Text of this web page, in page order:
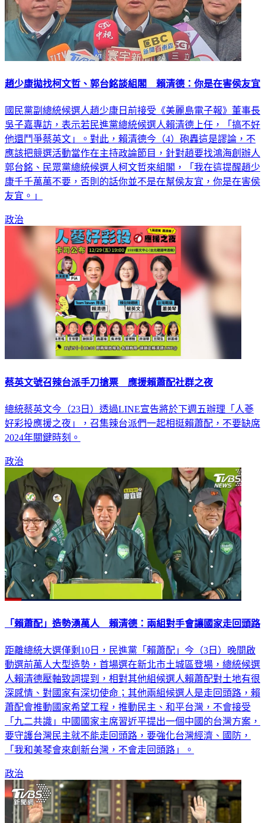
趙少康拋找柯文哲、郭台銘談組閣 賴清德：你是在害侯友宜
國民黨副總統候選人趙少康日前接受《美麗島電子報》董事長
吳子嘉專訪，表示若民進黨總統候選人賴清德上任，「搞不好
他還鬥爭蔡英文」。對此，賴清德今（4）砲轟這是謬論，不
應該把競選活動當作在主持政論節目，針對趙要找鴻海創辦人
郭台銘、民眾黨總統候選人柯文哲來組閣，「我在這提醒趙少
康千千萬萬不要，否則的話你並不是在幫侯友宜，你是在害侯
友宜。」
政治
蔡英文號召辣台派手刀搶票 應援賴蕭配社群之夜
總統蔡英文今（23日）透過LINE宣告將於下週五辦理「人蔘
好彩投應援之夜」，召集辣台派們一起相挺賴蕭配，不要缺席
2024年關鍵時刻。
政治
「賴蕭配」造勢湧萬人 賴清德：兩組對手會讓國家走回頭路
距離總統大選僅剩10日，民進黨「賴蕭配」今（3日）晚間啟
動選前萬人大型造勢，首場選在新北市土城區登場，總統候選
人賴清德壓軸致詞提到，相對其他組候選人賴蕭配對土地有很
深感情、對國家有深切使命；其他兩組候選人是走回頭路，賴
蕭配會推動國家希望工程，推動民主、和平台灣，不會接受
「九二共識」中國國家主席習近平提出一個中國的台灣方案，
要守護台灣民主就不能走回頭路，要強化台灣經濟、國防，
「我和美琴會來創新台灣，不會走回頭路」。
政治